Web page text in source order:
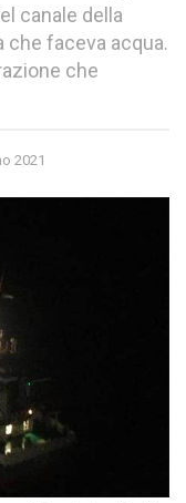
canale della
che faceva acqua.
che
2021